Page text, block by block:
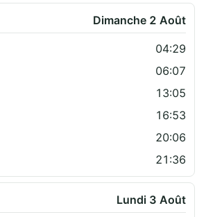
Dimanche 2 Août
04:29
06:07
13:05
16:53
20:06
21:36
Lundi 3 Août